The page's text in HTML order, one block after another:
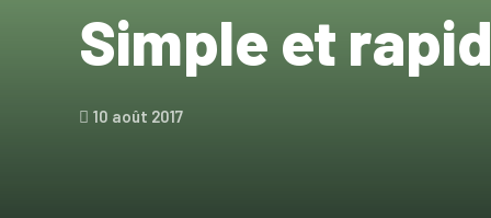
Simple et
10 août 2017